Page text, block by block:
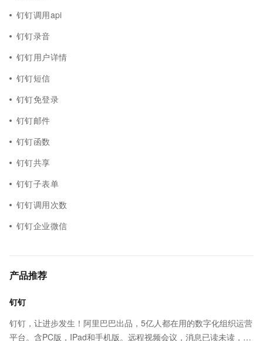
钉钉调用api
钉钉录音
钉钉用户详情
钉钉短信
钉钉免登录
钉钉邮件
钉钉函数
钉钉共享
钉钉子表单
钉钉调用次数
钉钉企业微信
产品推荐
钉钉
钉钉，让进步发生！阿里巴巴出品，5亿人都在用的数字化组织运营
平台。含PC版，IPad和手机版。远程视频会议，消息已读未读，